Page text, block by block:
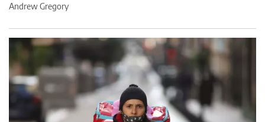
Andrew Gregory